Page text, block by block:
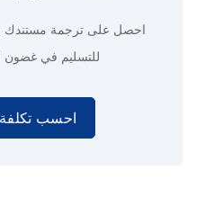
احصل على ترجمة
للتسليم في غضون 12 ساعة فقط.
احسب تكلفة